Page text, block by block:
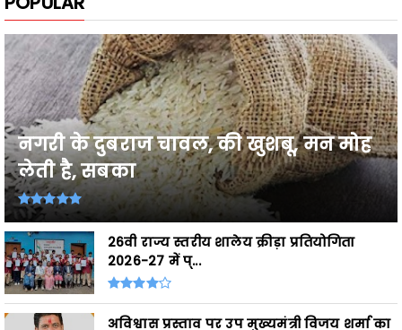
नगरी के दुबराज चावल, की खुशबू, मन मोह
लेती है, सबका
26वी राज्य स्तरीय शालेय क्रीड़ा प्रतियोगिता
2026-27 में प्...
अविश्वास प्रस्ताव पर उप मुख्यमंत्री विजय शर्मा का
विपक्ष पर ...